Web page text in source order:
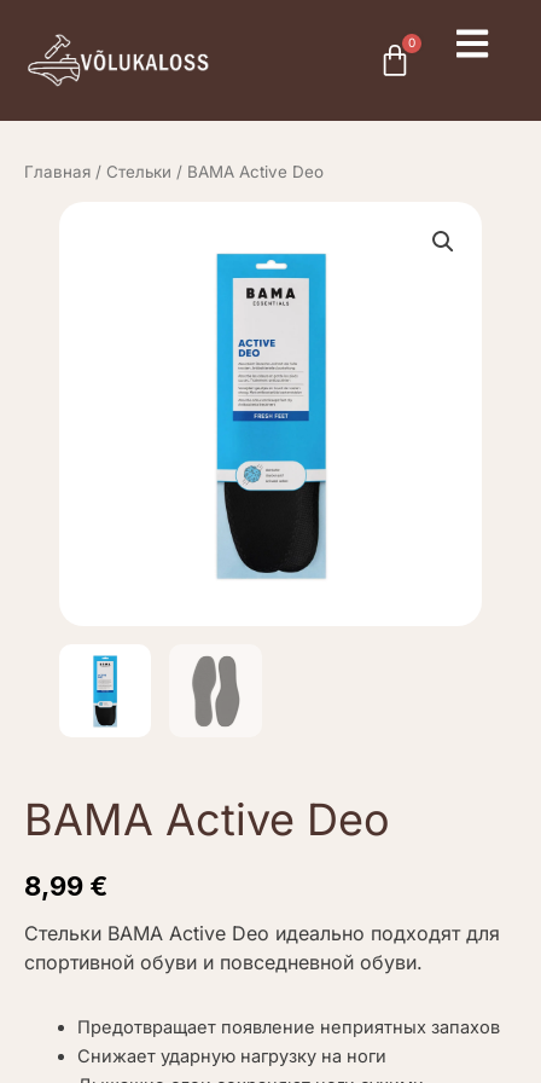
содержимому
0
Cart
Главная / Стельки / BAMA Active Deo
BAMA Active Deo
8,99 €
Стельки BAMA Active Deo идеально подходят для
спортивной обуви и повседневной обуви.
Предотвращает появление неприятных запахов
Снижает ударную нагрузку на ноги